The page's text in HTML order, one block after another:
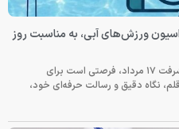
ورزش‌های آبی، به مناسبت روز
خبرنگاران؛ راویان آب، روایتگران تلاش و پیشرفت ۱۷ مرداد، فرصتی است برای
نگاه دقیق و رسالت حرفه‌ای خود،